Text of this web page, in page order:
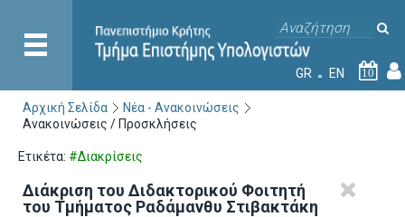
GR EN 10
Αρχική Σελίδα
Νέα - Ανακοινώσεις
Ανακοινώσεις / Προσκλήσεις
Ετικέτα: #Διακρίσεις
Διάκριση του Διδακτορικού Φοιτητή
του Τμήματος Ραδάμανθυ Στιβακτάκη